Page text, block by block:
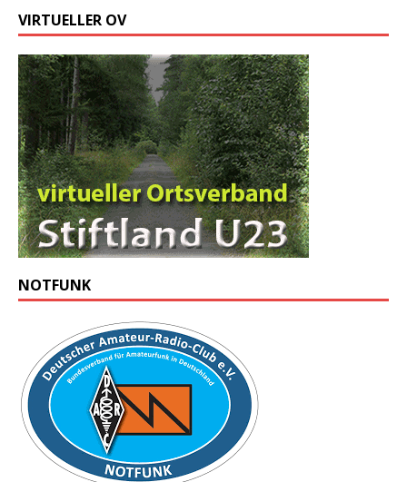
VIRTUELLER OV
NOTFUNK